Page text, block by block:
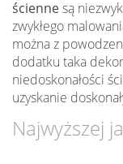
ściennesą
zwykłego
można z
dodatku taka
niedoskonałości
uzyskanie
Najwyższej